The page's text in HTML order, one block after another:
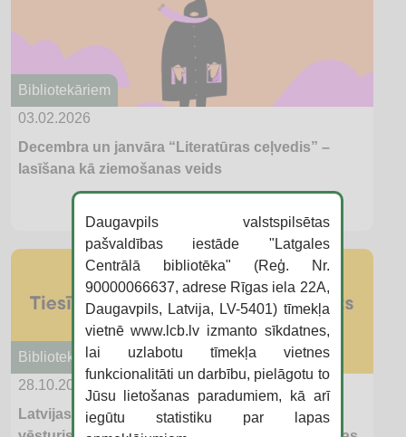
Bibliotekāriem
03.02.2026
Decembra un janvāra “Literatūras ceļvedis” –
lasīšana kā ziemošanas veids
Bibliotekāriem
28.10.2025
Latvijas Nacionālajā bibliotēkā pieņemts
Daugavpils valstspilsētas
pašvaldības iestāde "Latgales
Centrālā bibliotēka" (Reģ. Nr.
90000066637, adrese Rīgas iela 22A,
Daugavpils, Latvija, LV-5401) tīmekļa
vietnē www.lcb.lv izmanto sīkdatnes,
lai uzlabotu tīmekļa vietnes
funkcionalitāti un darbību, pielāgotu to
Jūsu lietošanas paradumiem, kā arī
iegūtu statistiku par lapas